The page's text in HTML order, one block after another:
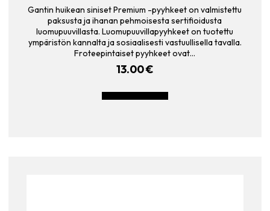
Gantin huikean siniset Premium -pyyhkeet on valmistettu
paksusta ja ihanan pehmoisesta sertifioidusta
luomupuuvillasta. Luomupuuvillapyyhkeet on tuotettu
ympäristön kannalta ja sosiaalisesti vastuullisella tavalla.
Froteepintaiset pyyhkeet ovat…
13.00€